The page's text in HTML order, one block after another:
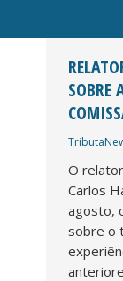
SOBRE
O
Carlos
agosto,
sobre o